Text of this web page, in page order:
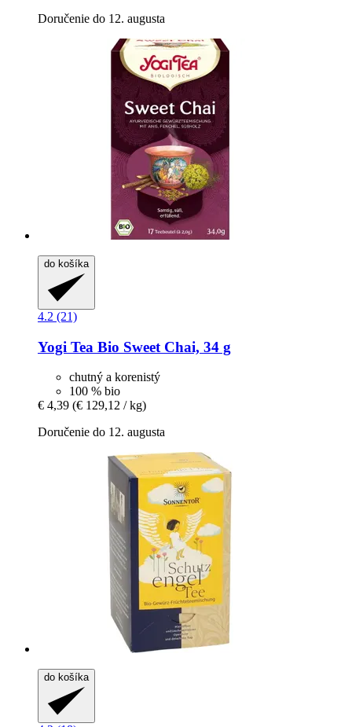
Doručenie do 12. augusta
do košíka
4.2 (21)
Yogi Tea Bio Sweet Chai, 34 g
chutný a korenistý
100 % bio
€ 4,39 (€ 129,12 / kg)
Doručenie do 12. augusta
do košíka